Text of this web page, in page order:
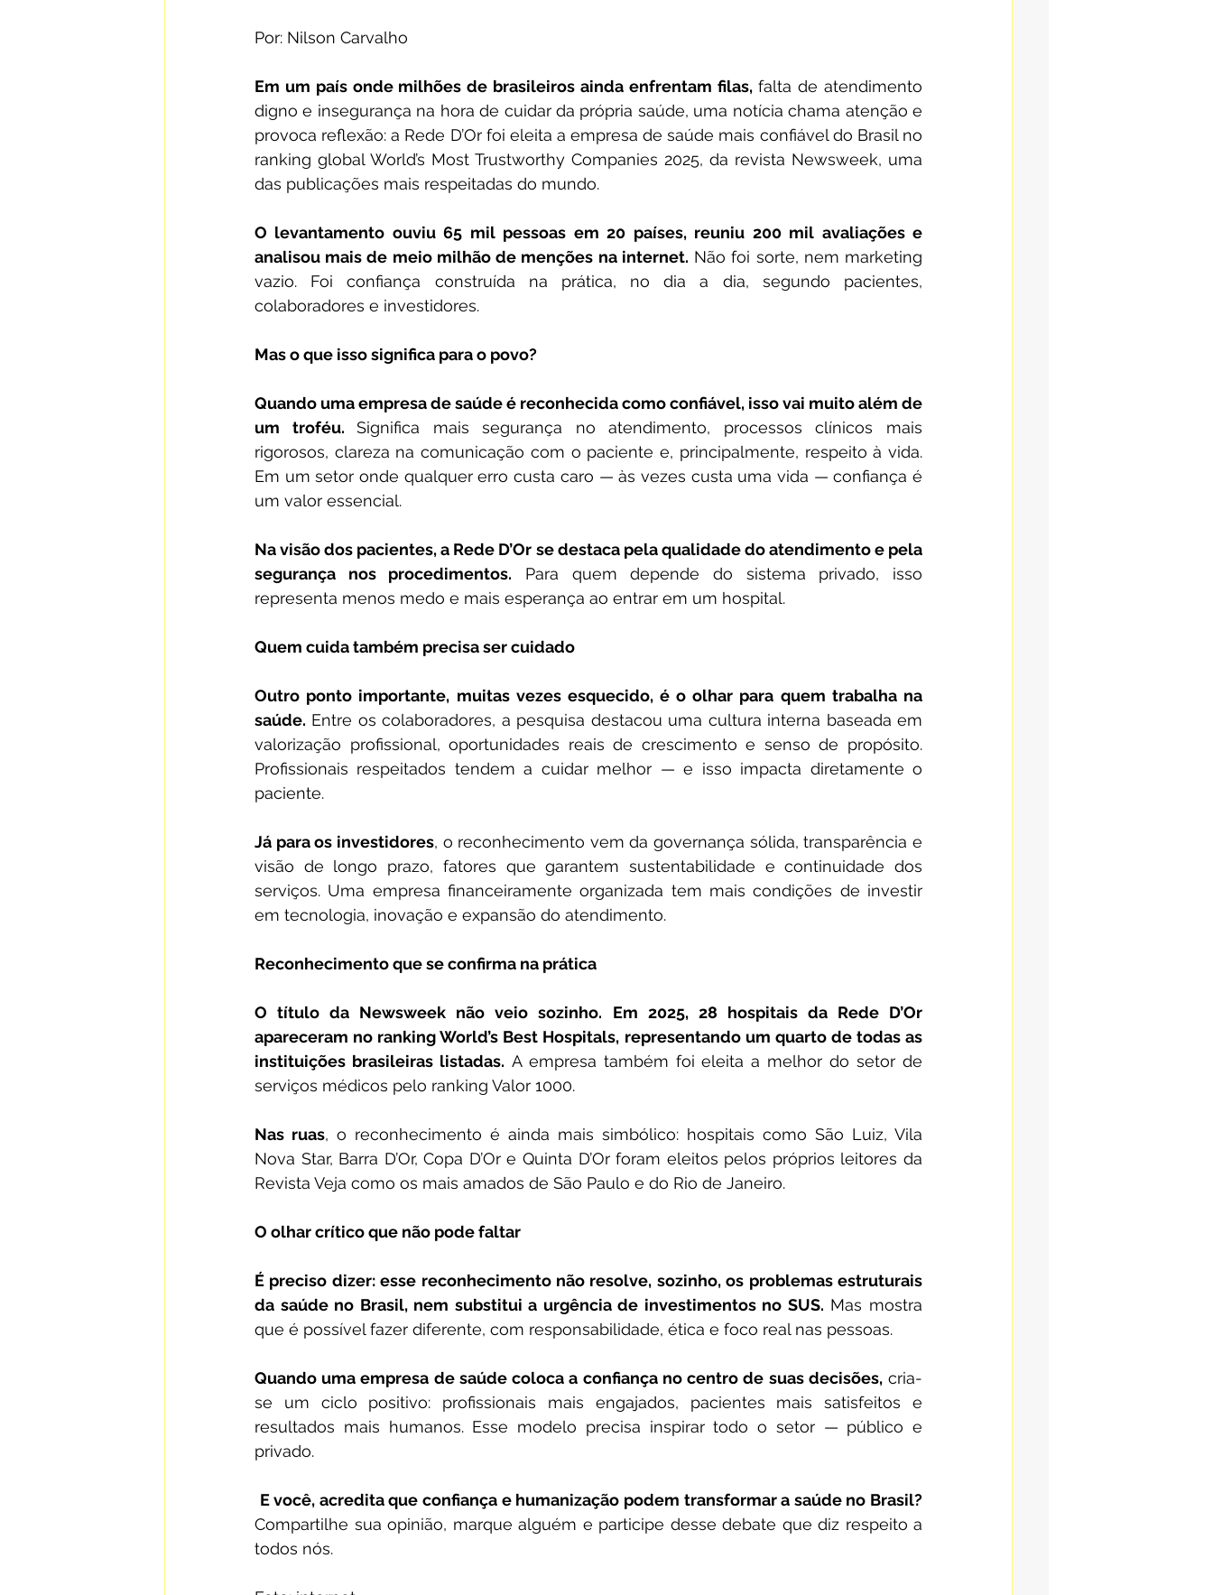
Por: Nilson Carvalho
Em um país onde milhões de brasileiros ainda enfrentam filas, falta de atendimento
digno e insegurança na hora de cuidar da própria saúde, uma notícia chama atenção e
provoca reflexão: a Rede D’Or foi eleita a empresa de saúde mais confiável do Brasil no
ranking global World’s Most Trustworthy Companies 2025, da revista Newsweek, uma
das publicações mais respeitadas do mundo.
O levantamento ouviu 65 mil pessoas em 20 países, reuniu 200 mil avaliações e
analisou mais de meio milhão de menções na internet. Não foi sorte, nem marketing
vazio. Foi confiança construída na prática, no dia a dia, segundo pacientes,
colaboradores e investidores.
Mas o que isso significa para o povo?
Quando uma empresa de saúde é reconhecida como confiável, isso vai muito além de
um troféu. Significa mais segurança no atendimento, processos clínicos mais
rigorosos, clareza na comunicação com o paciente e, principalmente, respeito à vida.
Em um setor onde qualquer erro custa caro — às vezes custa uma vida — confiança é
um valor essencial.
Na visão dos pacientes, a Rede D’Or se destaca pela qualidade do atendimento e pela
segurança nos procedimentos. Para quem depende do sistema privado, isso
representa menos medo e mais esperança ao entrar em um hospital.
Quem cuida também precisa ser cuidado
Outro ponto importante, muitas vezes esquecido, é o olhar para quem trabalha na
saúde. Entre os colaboradores, a pesquisa destacou uma cultura interna baseada em
valorização profissional, oportunidades reais de crescimento e senso de propósito.
Profissionais respeitados tendem a cuidar melhor — e isso impacta diretamente o
paciente.
Já para os investidores, o reconhecimento vem da governança sólida, transparência e
visão de longo prazo, fatores que garantem sustentabilidade e continuidade dos
serviços. Uma empresa financeiramente organizada tem mais condições de investir
em tecnologia, inovação e expansão do atendimento.
Reconhecimento que se confirma na prática
O título da Newsweek não veio sozinho. Em 2025, 28 hospitais da Rede D’Or
apareceram no ranking World’s Best Hospitals, representando um quarto de todas as
instituições brasileiras listadas. A empresa também foi eleita a melhor do setor de
serviços médicos pelo ranking Valor 1000.
Nas ruas, o reconhecimento é ainda mais simbólico: hospitais como São Luiz, Vila
Nova Star, Barra D’Or, Copa D’Or e Quinta D’Or foram eleitos pelos próprios leitores da
Revista Veja como os mais amados de São Paulo e do Rio de Janeiro.
O olhar crítico que não pode faltar
É preciso dizer: esse reconhecimento não resolve, sozinho, os problemas estruturais
da saúde no Brasil, nem substitui a urgência de investimentos no SUS. Mas mostra
que é possível fazer diferente, com responsabilidade, ética e foco real nas pessoas.
Quando uma empresa de saúde coloca a confiança no centro de suas decisões, cria-
se um ciclo positivo: profissionais mais engajados, pacientes mais satisfeitos e
resultados mais humanos. Esse modelo precisa inspirar todo o setor — público e
privado.
Compartilhe sua opinião, marque alguém e participe desse debate que diz respeito a
todos nós.